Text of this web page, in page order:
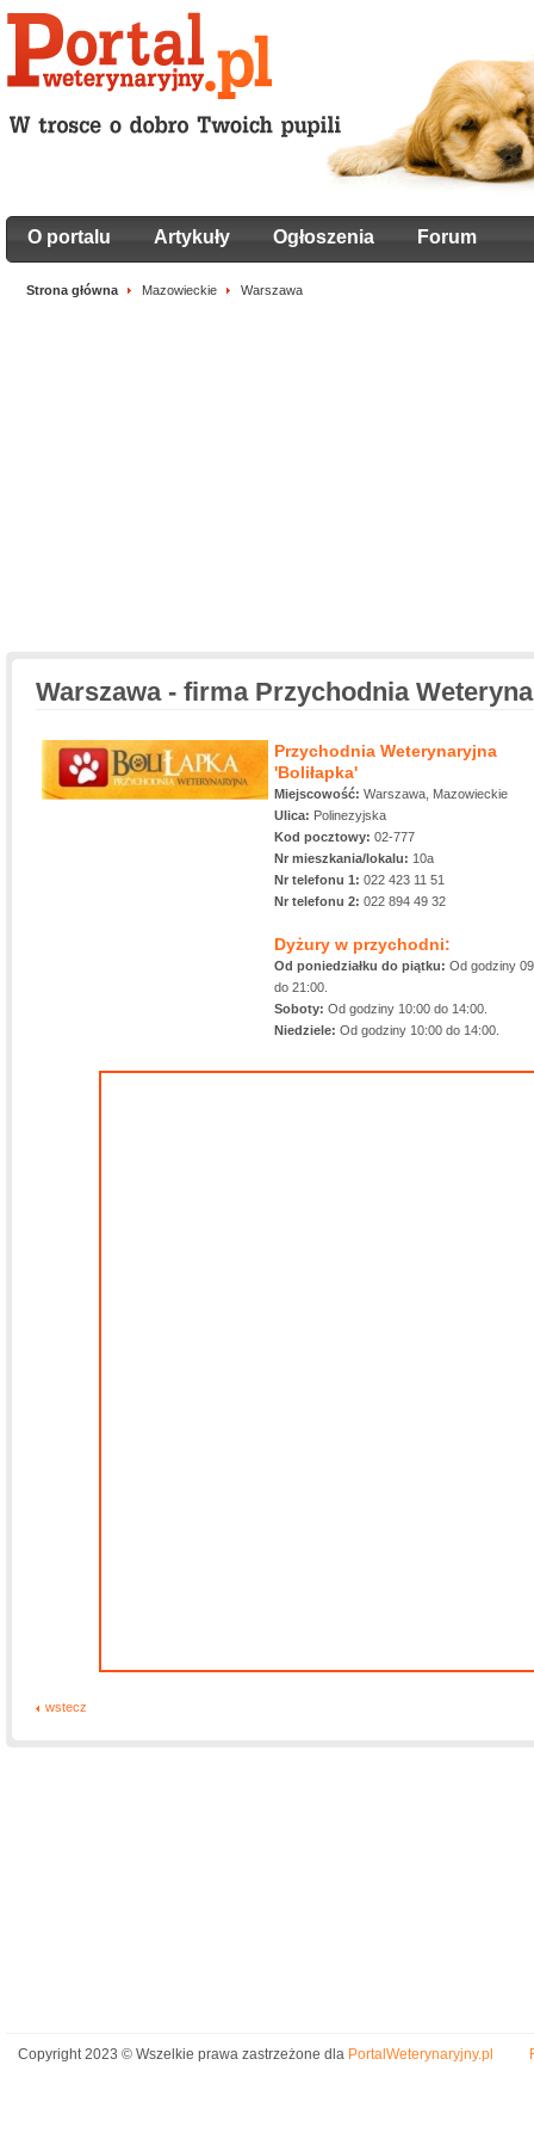
O portalu Artykuły Ogłoszenia Forum
Strona główna Mazowieckie Warszawa
Warszawa - firma Przychodnia
Przychodnia Weterynaryjna
'Boliłapka'
Miejscowość: Warszawa, Mazowieckie
Ulica: Polinezyjska
Kod pocztowy: 02-777
Nr mieszkania/lokalu: 10a
Nr telefonu 1: 022 423 11 51
Nr telefonu 2: 022 894 49 32
Dyżury w przychodni:
Od poniedziałku do piątku: Od godziny
do 21:00.
Soboty: Od godziny 10:00 do 14:00.
Niedziele: Od godziny 10:00 do 14:00.
wstecz
Copyright 2023 © Wszelkie prawa zastrzeżone dla PortalWeterynaryjny.pl